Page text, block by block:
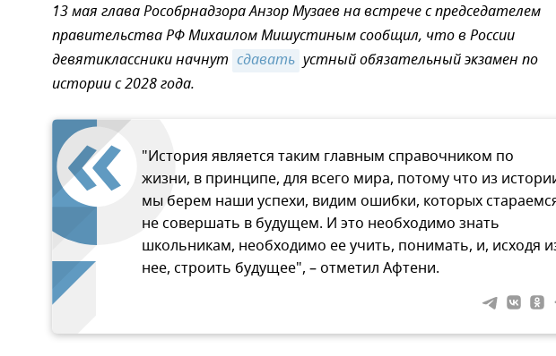
13 мая глава Рособрнадзора Анзор Музаев на встрече с председателем
правительства РФ Михаилом Мишустиным сообщил, что в России
девятиклассники начнут сдавать устный обязательный экзамен по
истории с 2028 года.
"История является таким главным справочником по
жизни, в принципе, для всего мира, потому что из
мы берем наши успехи, видим ошибки, которых
не совершать в будущем. И это необходимо знать
школьникам, необходимо ее учить, понимать, и, исходя
нее, строить будущее", – отметил Афтени.